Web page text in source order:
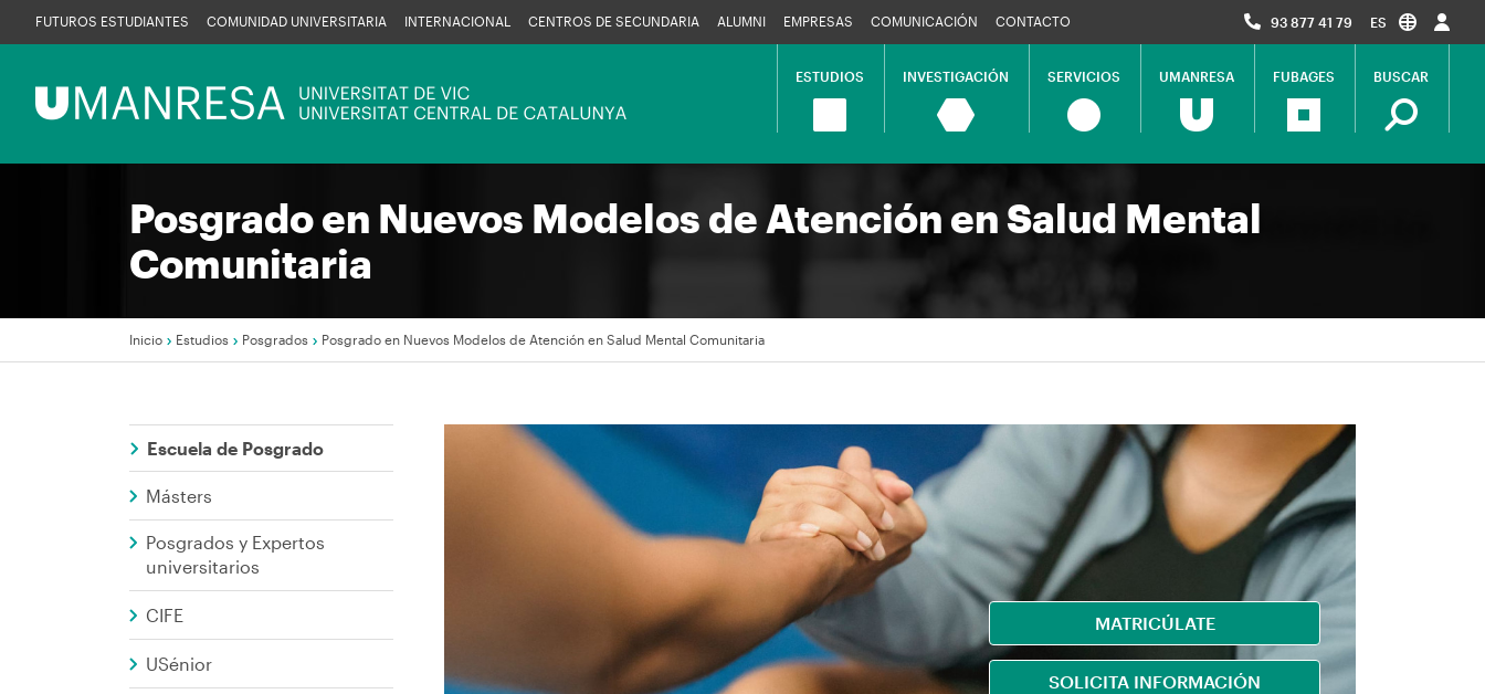
Pasar
al
Menú
UManresa
FUTUROS ESTUDIANTES COMUNIDAD UNIVERSITARIA INTERNACIONAL CENTROS DE SECUNDARIA ALUMNI EMPRESAS COMUNICACIÓN CONTACTO 93 877 41 79 ES
Navegació
principal
ESTUDIOS INVESTIGACIÓN SERVICIOS UMANRESA FUBAGES BUSCAR
Posgrado en Nuevos Modelos de Atención en Salud Mental
Comunitaria
enlaces
de
ayuda
a
la
navegación
Inicio Estudios Posgrados Posgrado en Nuevos Modelos de Atención en Salud Mental Comunitaria
Contínua
Escuela de Posgrado
Másters
Posgrados y Expertos
universitarios
CIFE
USénior
MATRICÚLATE
SOLICITA INFORMACIÓN